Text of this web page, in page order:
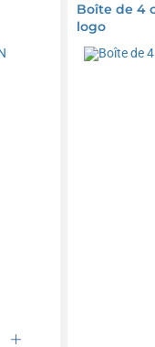
Boîte de 4
logo